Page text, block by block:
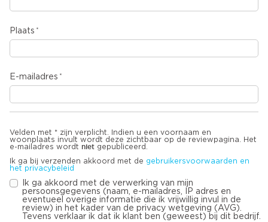
Plaats
E-mailadres
Velden met * zijn verplicht. Indien u een voornaam en
woonplaats invult wordt deze zichtbaar op de reviewpagina. Het
e-mailadres wordt niet gepubliceerd.
Ik ga bij verzenden akkoord met de gebruikersvoorwaarden en
het privacybeleid
Ik ga akkoord met de verwerking van mijn
persoonsgegevens (naam, e-mailadres, IP adres en
eventueel overige informatie die ik vrijwillig invul in de
review) in het kader van de privacy wetgeving (AVG).
Tevens verklaar ik dat ik klant ben (geweest) bij dit bedrijf.